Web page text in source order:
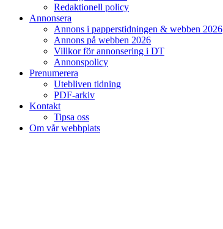
Redaktionell policy
Annonsera
Annons i papperstidningen & webben 2026
Annons på webben 2026
Villkor för annonsering i DT
Annonspolicy
Prenumerera
Utebliven tidning
PDF-arkiv
Kontakt
Tipsa oss
Om vår webbplats